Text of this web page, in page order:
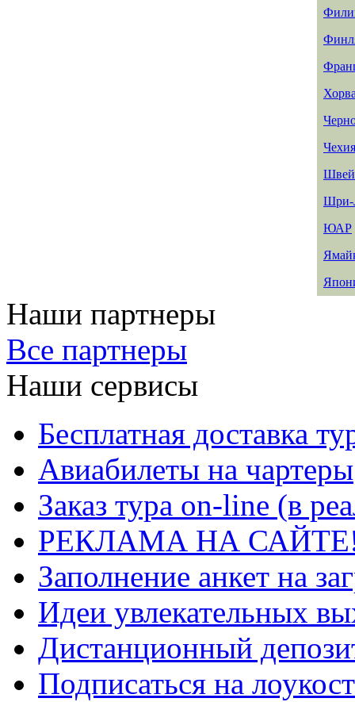
Чехия
Шри-
ЮАР
Наши партнеры
Все партнеры
Наши сервисы
Бесплатная доставка
Авиабилеты на чартеры
Заказ тура on-line (в
РЕКЛАМА НА
Заполнение анкет на
Идеи увлекательных
Дистанционный
Подписаться на